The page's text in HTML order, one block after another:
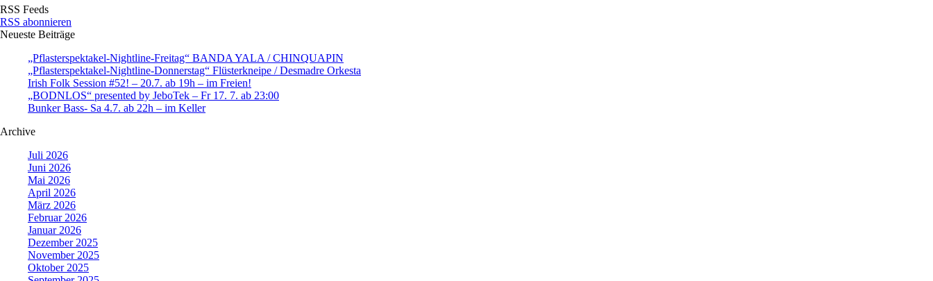
RSS Feeds
RSS abonnieren
Neueste Beiträge
„Pflasterspektakel-Nightline-Freitag“ BANDA YALA / CHINQUAPIN
„Pflasterspektakel-Nightline-Donnerstag“ Flüsterkneipe / Desmadre Orkesta
Irish Folk Session #52! – 20.7. ab 19h – im Freien!
„BODNLOS“ presented by JeboTek – Fr 17. 7. ab 23:00
Bunker Bass- Sa 4.7. ab 22h – im Keller
Archive
Juli 2026
Juni 2026
Mai 2026
April 2026
März 2026
Februar 2026
Januar 2026
Dezember 2025
November 2025
Oktober 2025